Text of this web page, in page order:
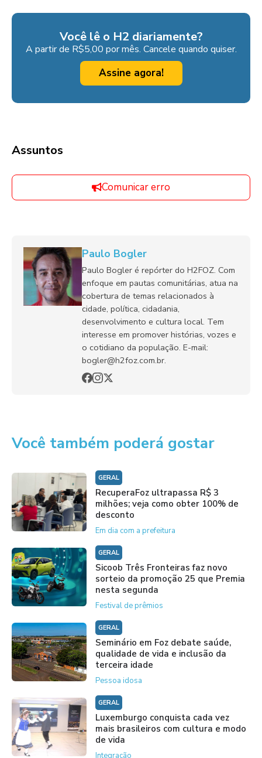
Você lê o H2 diariamente?
A partir de R$5,00 por mês. Cancele quando quiser.
Assine agora!
Assuntos
Comunicar erro
Paulo Bogler
Paulo Bogler é repórter do H2FOZ. Com
enfoque em pautas comunitárias, atua na
cobertura de temas relacionados à
cidade, política, cidadania,
desenvolvimento e cultura local. Tem
interesse em promover histórias, vozes e
o cotidiano da população. E-mail:
bogler@h2foz.com.br.
Você também poderá gostar
GERAL
RecuperaFoz ultrapassa R$ 3
milhões; veja como obter 100% de
desconto
Em dia com a prefeitura
GERAL
Sicoob Três Fronteiras faz novo
sorteio da promoção 25 que Premia
nesta segunda
Festival de prêmios
GERAL
Seminário em Foz debate saúde,
qualidade de vida e inclusão da
terceira idade
Pessoa idosa
GERAL
Luxemburgo conquista cada vez
mais brasileiros com cultura e modo
de vida
Integração